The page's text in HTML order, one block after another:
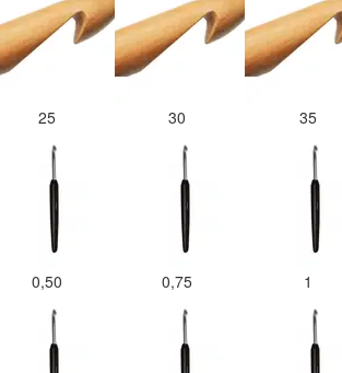
25 30 35
0,50 0,75 1